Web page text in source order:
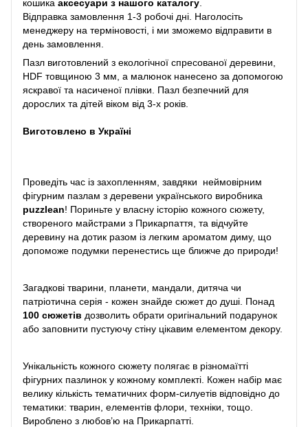
кошика аксесуари з нашого каталогу
Відправка замовлення 1-3 робочі дні. Наголосіть
менеджеру на терміновості, і ми зможемо відправити в
день замовлення.
Пазл виготовлений з екологічної спресованої деревини,
HDF товщиною 3 мм, а малюнок нанесено за допомогою
яскравої та насиченої плівки. Пазл безпечний для
дорослих та дітей віком від 3-х років.
Виготовлено в Україні
Проведіть час із захопленням, завдяки неймовірним
фігурним пазлам з деревени українського виробника
puzzlean! Пориньте у власну історію кожного сюжету,
створеного майстрами з Прикарпаття, та відчуйте
деревину на дотик разом із легким ароматом диму, що
допоможе подумки перенестись ще ближче до природи!
Загадкові тварини, планети, мандали, дитяча чи
патріотична серія - кожен знайде сюжет до душі. Понад
100 сюжетів дозволить обрати оригінальний подарунок
або заповнити пустуючу стіну цікавим елементом декору.
Унікальність кожного сюжету полягає в різномаїтті
фігурних пазлинок у кожному комплекті. Кожен набір має
велику кількість тематичних форм-силуетів відповідно до
тематики: тварин, елементів флори, техніки, тощо.
Вироблено з любов’ю на Прикарпатті.